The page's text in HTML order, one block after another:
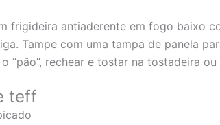
frigideira antiaderente em fogo baixo
Tampe com uma tampa de panela
“pão”, rechear e tostar na tostadeira
teff